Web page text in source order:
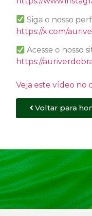
Siga o nosso
https://x.com/
Acesse o nosso
https://
Veja este vídeo no
Voltar para